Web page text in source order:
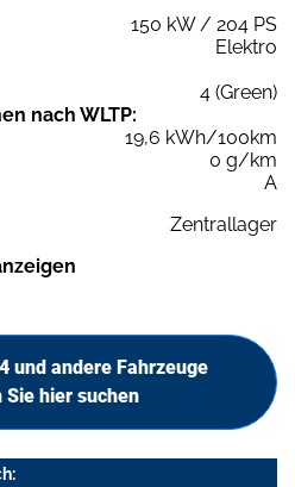
150 kW / 204 PS
Elektro
4 (Green)
nach WLTP:
19,6 kWh/100km
0 g/km
A
Zentrallager
und andere Fahrzeuge
Sie hier suchen